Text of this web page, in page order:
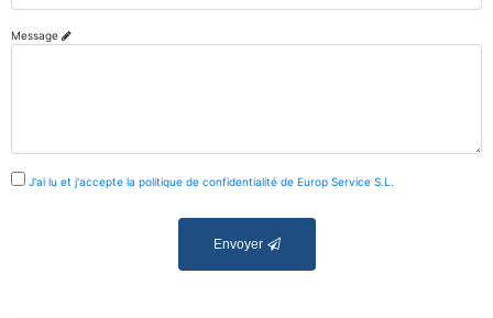
Message
J'ai lu et j'accepte la politique de confidentialité de Europ Service S.L.
Envoyer